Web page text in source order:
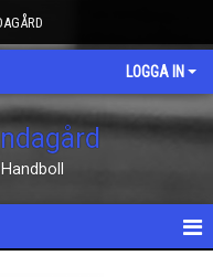
LOGGA IN
Handboll